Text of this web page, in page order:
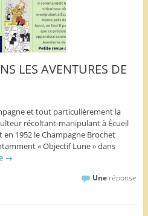
LES AVENTURES DE
et tout particulièrement la
récoltant-manipulant à Écueil
en 1952 le Champagne Brochet
« Objectif Lune » dans
→
Une réponse